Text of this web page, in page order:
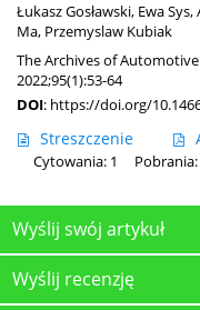
Łukasz Gosławski, Ewa Sys,
Ma, Przemyslaw Kubiak
The Archives of
2022;95(1):53-64
DOI: https://doi.org/
Streszczenie
Cytowania: 1
Pobrania:
Wyślij swój artykuł
Wyślij recenzję